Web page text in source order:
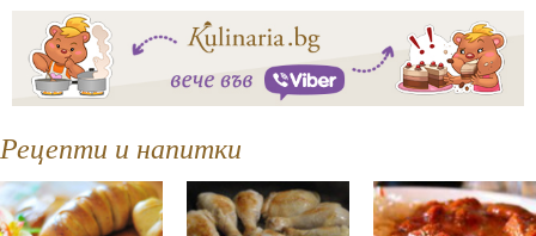
Рецепти и напитки